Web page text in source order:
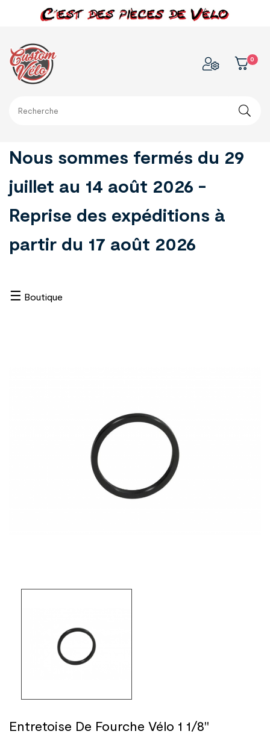
0
Nous sommes fermés du 29
juillet au 14 août 2026 -
Reprise des expéditions à
partir du 17 août 2026
Boutique
☰
Entretoise De Fourche Vélo 1 1/8"